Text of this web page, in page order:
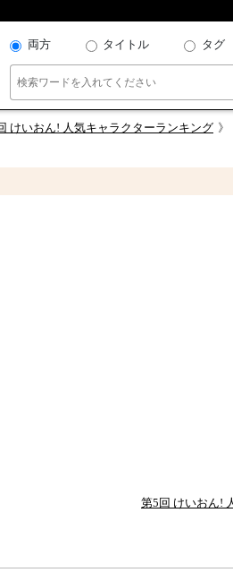
両方 タイトル タグ
けいおん! 人気キャラクターランキング
第5回 けいおん!